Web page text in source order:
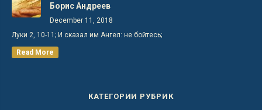
Борис Андреев
December 11, 2018
Луки 2, 10-11; И сказал им Ангел: не бойтесь;
Read More
КАТЕГОРИИ РУБРИК